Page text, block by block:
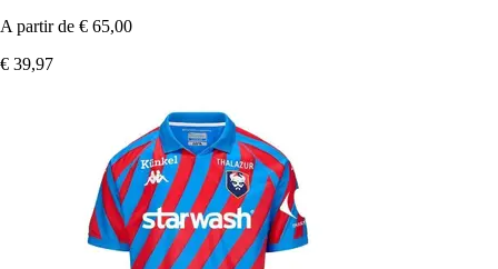
A partir de € 65,00
€ 39,97